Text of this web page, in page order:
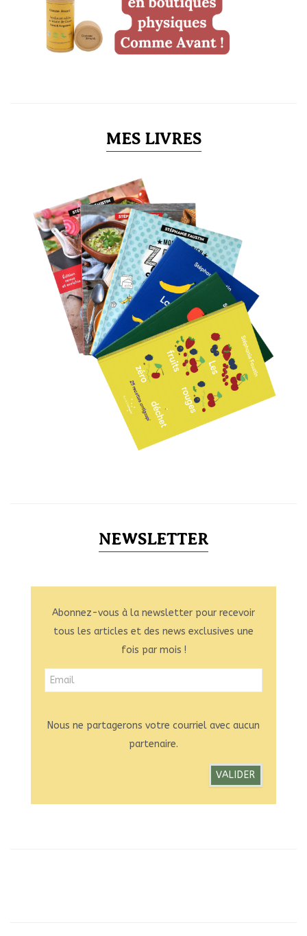
MES LIVRES
NEWSLETTER
Abonnez-vous à la newsletter pour recevoir
tous les articles et des news exclusives une
fois par mois !
Nous ne partagerons votre courriel avec aucun
partenaire.